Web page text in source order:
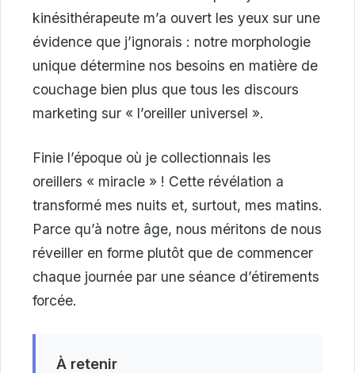
kinésithérapeute m’a ouvert les yeux sur une
évidence que j’ignorais : notre morphologie
unique détermine nos besoins en matière de
couchage bien plus que tous les discours
marketing sur « l’oreiller universel ».
Finie l’époque où je collectionnais les
oreillers « miracle » ! Cette révélation a
transformé mes nuits et, surtout, mes matins.
Parce qu’à notre âge, nous méritons de nous
réveiller en forme plutôt que de commencer
chaque journée par une séance d’étirements
forcée.
À retenir